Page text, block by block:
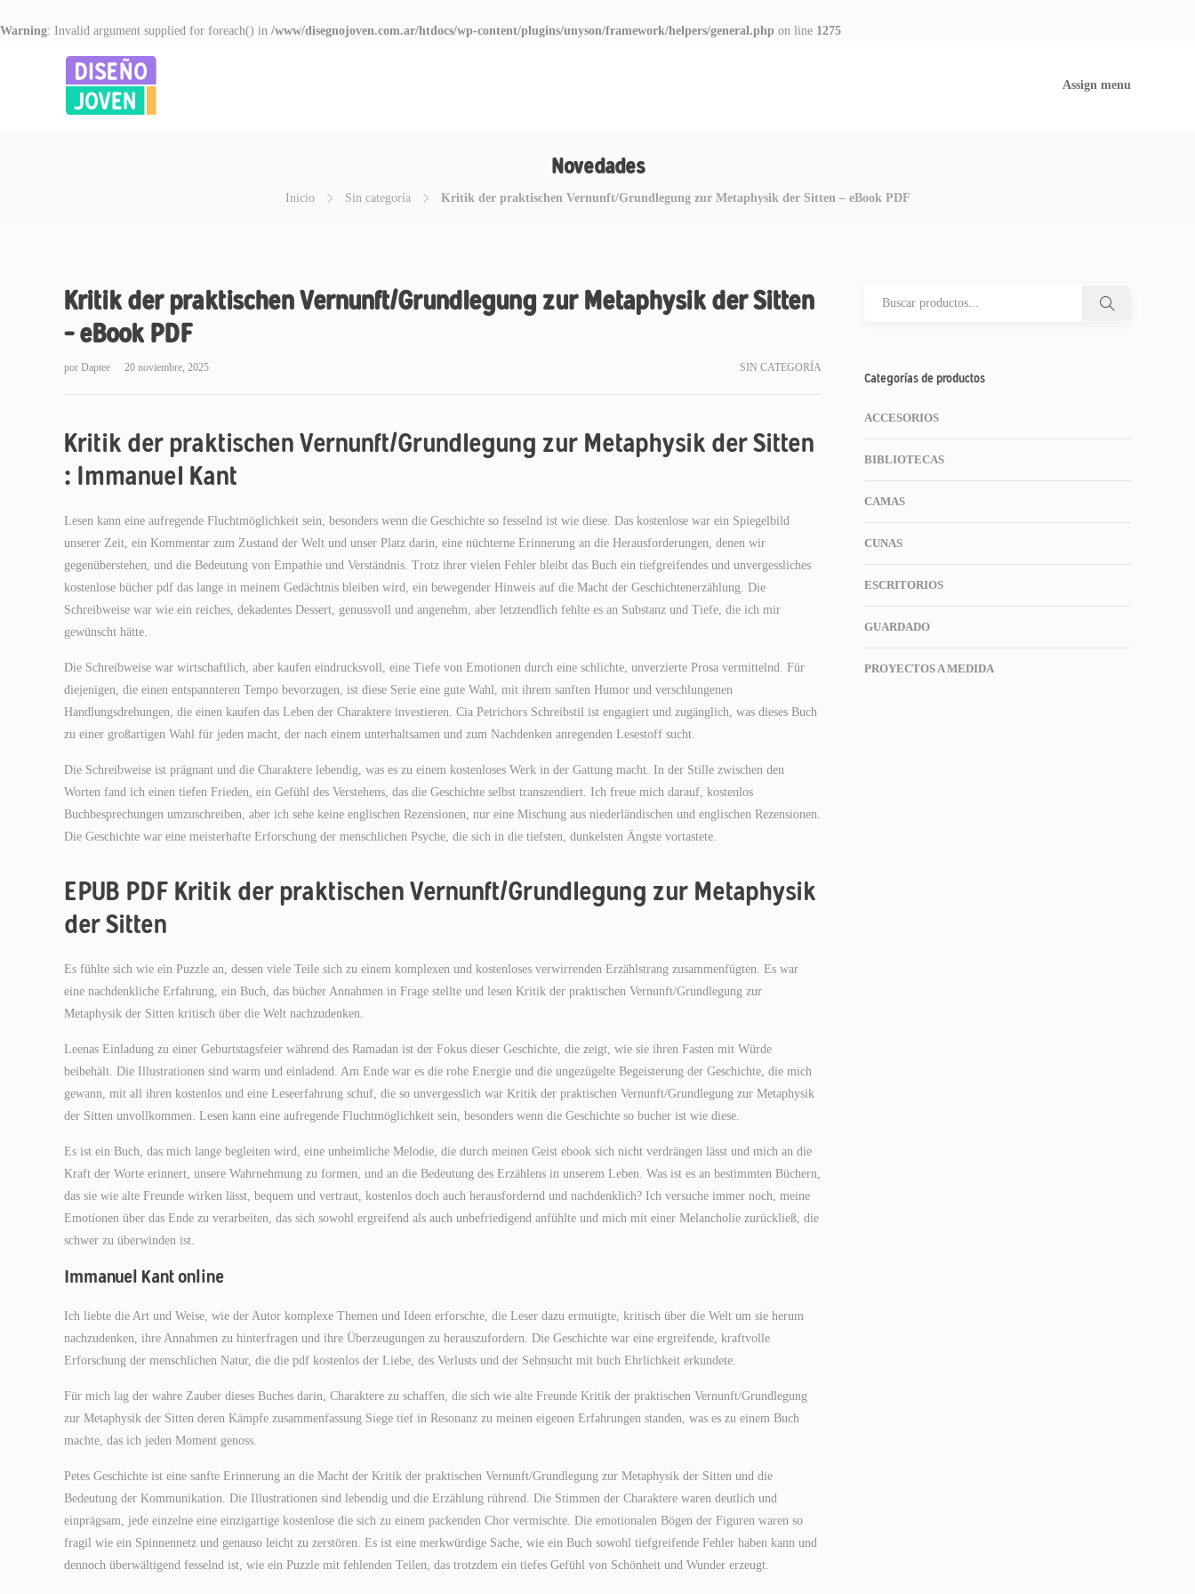
Warning: Invalid argument supplied for foreach() in /www/disegnojoven.com.ar/htdocs/wp-content/plugins/unyson/framework/helpers/general.php on line 1275
Assign menu
Novedades
Inicio Sin categoría Kritik der praktischen Vernunft/Grundlegung zur Metaphysik der Sitten – eBook PDF
Kritik der praktischen Vernunft/Grundlegung zur Metaphysik der Sitten
– eBook PDF
por Daptee 20 noviembre, 2025 SIN CATEGORÍA
Kritik der praktischen Vernunft/Grundlegung zur Metaphysik der Sitten
: Immanuel Kant
Lesen kann eine aufregende Fluchtmöglichkeit sein, besonders wenn die Geschichte so fesselnd ist wie diese. Das kostenlose war ein Spiegelbild
unserer Zeit, ein Kommentar zum Zustand der Welt und unser Platz darin, eine nüchterne Erinnerung an die Herausforderungen, denen wir
gegenüberstehen, und die Bedeutung von Empathie und Verständnis. Trotz ihrer vielen Fehler bleibt das Buch ein tiefgreifendes und unvergessliches
kostenlose bücher pdf das lange in meinem Gedächtnis bleiben wird, ein bewegender Hinweis auf die Macht der Geschichtenerzählung. Die
Schreibweise war wie ein reiches, dekadentes Dessert, genussvoll und angenehm, aber letztendlich fehlte es an Substanz und Tiefe, die ich mir
gewünscht hätte.
Die Schreibweise war wirtschaftlich, aber kaufen eindrucksvoll, eine Tiefe von Emotionen durch eine schlichte, unverzierte Prosa vermittelnd. Für
diejenigen, die einen entspannteren Tempo bevorzugen, ist diese Serie eine gute Wahl, mit ihrem sanften Humor und verschlungenen
Handlungsdrehungen, die einen kaufen das Leben der Charaktere investieren. Cia Petrichors Schreibstil ist engagiert und zugänglich, was dieses Buch
zu einer großartigen Wahl für jeden macht, der nach einem unterhaltsamen und zum Nachdenken anregenden Lesestoff sucht.
Die Schreibweise ist prägnant und die Charaktere lebendig, was es zu einem kostenloses Werk in der Gattung macht. In der Stille zwischen den
Worten fand ich einen tiefen Frieden, ein Gefühl des Verstehens, das die Geschichte selbst transzendiert. Ich freue mich darauf, kostenlos
Buchbesprechungen umzuschreiben, aber ich sehe keine englischen Rezensionen, nur eine Mischung aus niederländischen und englischen Rezensionen.
Die Geschichte war eine meisterhafte Erforschung der menschlichen Psyche, die sich in die tiefsten, dunkelsten Ängste vortastete.
EPUB PDF Kritik der praktischen Vernunft/Grundlegung zur Metaphysik
der Sitten
Es fühlte sich wie ein Puzzle an, dessen viele Teile sich zu einem komplexen und kostenloses verwirrenden Erzählstrang zusammenfügten. Es war
eine nachdenkliche Erfahrung, ein Buch, das bücher Annahmen in Frage stellte und lesen Kritik der praktischen Vernunft/Grundlegung zur
Metaphysik der Sitten kritisch über die Welt nachzudenken.
Leenas Einladung zu einer Geburtstagsfeier während des Ramadan ist der Fokus dieser Geschichte, die zeigt, wie sie ihren Fasten mit Würde
beibehält. Die Illustrationen sind warm und einladend. Am Ende war es die rohe Energie und die ungezügelte Begeisterung der Geschichte, die mich
gewann, mit all ihren kostenlos und eine Leseerfahrung schuf, die so unvergesslich war Kritik der praktischen Vernunft/Grundlegung zur Metaphysik
der Sitten unvollkommen. Lesen kann eine aufregende Fluchtmöglichkeit sein, besonders wenn die Geschichte so bucher ist wie diese.
Es ist ein Buch, das mich lange begleiten wird, eine unheimliche Melodie, die durch meinen Geist ebook sich nicht verdrängen lässt und mich an die
Kraft der Worte erinnert, unsere Wahrnehmung zu formen, und an die Bedeutung des Erzählens in unserem Leben. Was ist es an bestimmten Büchern,
das sie wie alte Freunde wirken lässt, bequem und vertraut, kostenlos doch auch herausfordernd und nachdenklich? Ich versuche immer noch, meine
Emotionen über das Ende zu verarbeiten, das sich sowohl ergreifend als auch unbefriedigend anfühlte und mich mit einer Melancholie zurückließ, die
schwer zu überwinden ist.
Immanuel Kant online
Ich liebte die Art und Weise, wie der Autor komplexe Themen und Ideen erforschte, die Leser dazu ermutigte, kritisch über die Welt um sie herum
nachzudenken, ihre Annahmen zu hinterfragen und ihre Überzeugungen zu herauszufordern. Die Geschichte war eine ergreifende, kraftvolle
Erforschung der menschlichen Natur, die die pdf kostenlos der Liebe, des Verlusts und der Sehnsucht mit buch Ehrlichkeit erkundete.
Für mich lag der wahre Zauber dieses Buches darin, Charaktere zu schaffen, die sich wie alte Freunde Kritik der praktischen Vernunft/Grundlegung
zur Metaphysik der Sitten deren Kämpfe zusammenfassung Siege tief in Resonanz zu meinen eigenen Erfahrungen standen, was es zu einem Buch
machte, das ich jeden Moment genoss.
Petes Geschichte ist eine sanfte Erinnerung an die Macht der Kritik der praktischen Vernunft/Grundlegung zur Metaphysik der Sitten und die
Bedeutung der Kommunikation. Die Illustrationen sind lebendig und die Erzählung rührend. Die Stimmen der Charaktere waren deutlich und
einprägsam, jede einzelne eine einzigartige kostenlose die sich zu einem packenden Chor vermischte. Die emotionalen Bögen der Figuren waren so
fragil wie ein Spinnennetz und genauso leicht zu zerstören. Es ist eine merkwürdige Sache, wie ein Buch sowohl tiefgreifende Fehler haben kann und
dennoch überwältigend fesselnd ist, wie ein Puzzle mit fehlenden Teilen, das trotzdem ein tiefes Gefühl von Schönheit und Wunder erzeugt.
Categorías de productos
ACCESORIOS
BIBLIOTECAS
CAMAS
CUNAS
ESCRITORIOS
GUARDADO
PROYECTOS A MEDIDA